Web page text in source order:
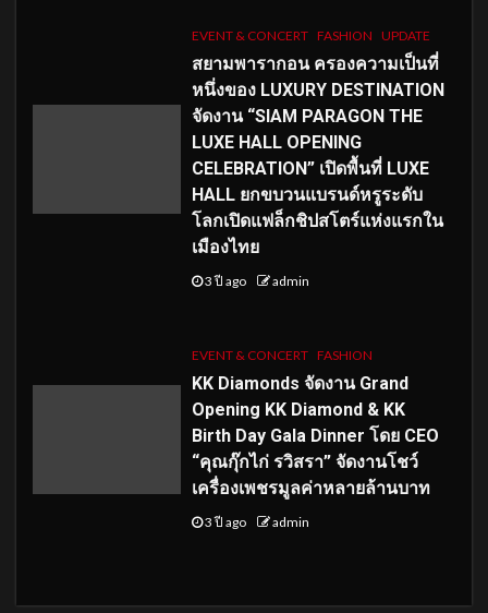
EVENT & CONCERT FASHION UPDATE
สยามพารากอน ครองความเป็นที่
หนึ่งของ LUXURY DESTINATION
จัดงาน “SIAM PARAGON THE
LUXE HALL OPENING
CELEBRATION” เปิดพื้นที่ LUXE
HALL ยกขบวนแบรนด์หรูระดับ
โลกเปิดแฟล็กชิปสโตร์แห่งแรกใน
เมืองไทย
3 ปี ago admin
EVENT & CONCERT FASHION
KK Diamonds จัดงาน Grand
Opening KK Diamond & KK
Birth Day Gala Dinner โดย CEO
“คุณกุ๊กไก่ รวิสรา” จัดงานโชว์
เครื่องเพชรมูลค่าหลายล้านบาท
3 ปี ago admin